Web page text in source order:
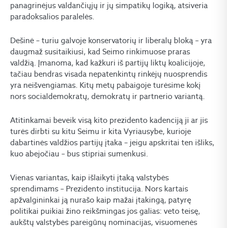
panagrinėjus valdančiųjų ir jų simpatikų logiką, atsiveria
paradoksalios paralelės.
Dešinė – turiu galvoje konservatorių ir liberalų bloką – yra
daugmaž susitaikiusi, kad Seimo rinkimuose praras
valdžią. Įmanoma, kad kažkuri iš partijų liktų koalicijoje,
tačiau bendras visada nepatenkintų rinkėjų nuosprendis
yra neišvengiamas. Kitų metų pabaigoje turėsime kokį
nors socialdemokratų, demokratų ir partnerio variantą.
Atitinkamai beveik visą kito prezidento kadenciją ji ar jis
turės dirbti su kitu Seimu ir kita Vyriausybe, kurioje
dabartinės valdžios partijų įtaka – jeigu apskritai ten išliks,
kuo abejočiau – bus stipriai sumenkusi.
Vienas variantas, kaip išlaikyti įtaką valstybės
sprendimams – Prezidento institucija. Nors kartais
apžvalgininkai ją nurašo kaip mažai įtakingą, patyrę
politikai puikiai žino reikšmingas jos galias: veto teisę,
aukštų valstybės pareigūnų nominacijas, visuomenės